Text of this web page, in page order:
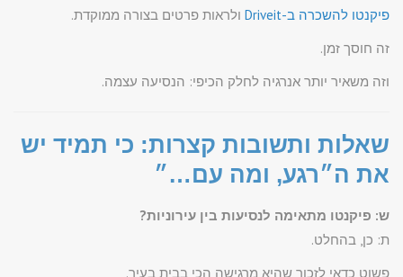
פיקנטו להשכרה ב-Driveit
ולראות פרטים בצורה ממוקדת.
זה חוסך זמן.
וזה משאיר יותר אנרגיה לחלק הכיפי: הנסיעה עצמה.
שאלות ותשובות קצרות: כי תמיד יש
את ה״רגע, ומה עם…״
ש: פיקנטו מתאימה לנסיעות בין עירוניות?
ת: כן, בהחלט.
פשוט כדאי לזכור שהיא מרגישה הכי בבית בעיר.